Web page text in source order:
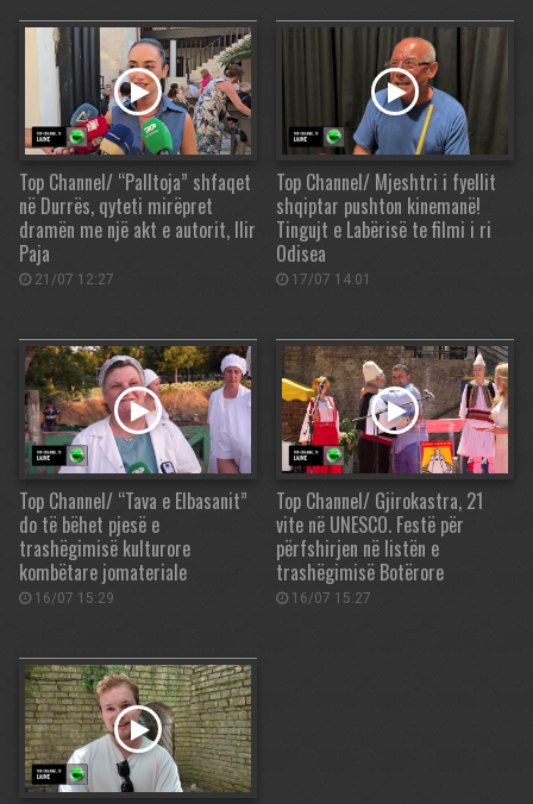
Top Channel/ “Palltoja” shfaqet
në Durrës, qyteti mirëpret
dramën me një akt e autorit, Ilir
Paja
21/07 12:27
Top Channel/ Mjeshtri i fyellit
shqiptar pushton kinemanë!
Tingujt e Labërisë te filmi i ri
Odisea
17/07 14:01
Top Channel/ “Tava e Elbasanit”
do të bëhet pjesë e
trashëgimisë kulturore
kombëtare jomateriale
16/07 15:29
Top Channel/ Gjirokastra, 21
vite në UNESCO. Festë për
përfshirjen në listën e
trashëgimisë Botërore
16/07 15:27